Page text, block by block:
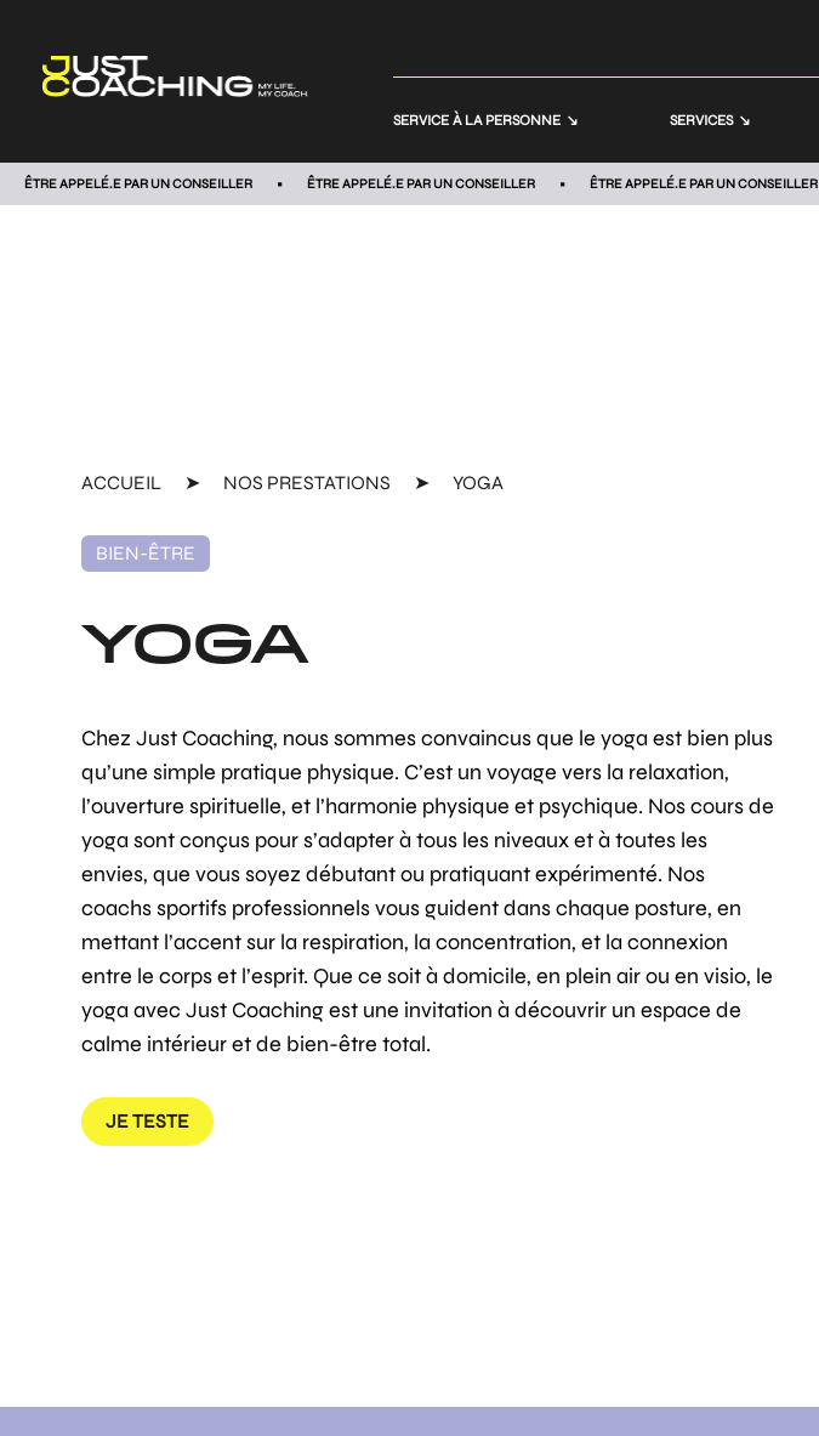
SERVICE À LA PERSONNE SERVICES
ÊTRE APPELÉ.E PAR UN CONSEILLER ÊTRE APPELÉ.E PAR UN CONSEILLER ÊTRE APPELÉ.E PAR UN CONSEILLER
ACCUEIL ➤ NOS PRESTATIONS ➤ YOGA
BIEN-ÊTRE
YOGA
Chez Just Coaching, nous sommes convaincus que le yoga est bien plus
qu’une simple pratique physique. C’est un voyage vers la relaxation,
l’ouverture spirituelle, et l’harmonie physique et psychique. Nos cours de
yoga sont conçus pour s’adapter à tous les niveaux et à toutes les
envies, que vous soyez débutant ou pratiquant expérimenté. Nos
coachs sportifs professionnels vous guident dans chaque posture, en
mettant l’accent sur la respiration, la concentration, et la connexion
entre le corps et l’esprit. Que ce soit à domicile, en plein air ou en visio, le
yoga avec Just Coaching est une invitation à découvrir un espace de
calme intérieur et de bien-être total.
JE TESTE